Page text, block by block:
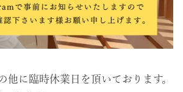
他に臨時休業日を頂いております。